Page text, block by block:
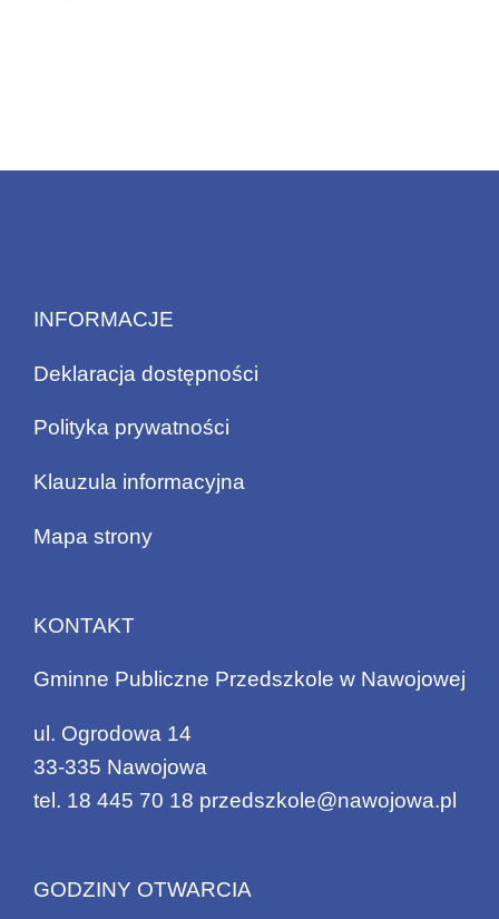
INFORMACJE
Deklaracja dostępności
Polityka prywatności
Klauzula informacyjna
Mapa strony
KONTAKT
Gminne Publiczne Przedszkole w Nawojowej
ul. Ogrodowa 14
33-335 Nawojowa
tel. 18 445 70 18 przedszkole@nawojowa.pl
GODZINY OTWARCIA